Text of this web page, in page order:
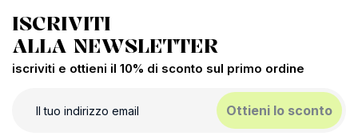
ISCRIVITI
ALLA NEWSLETTER
iscriviti e ottieni il 10% di sconto sul primo ordine
Ottieni lo sconto